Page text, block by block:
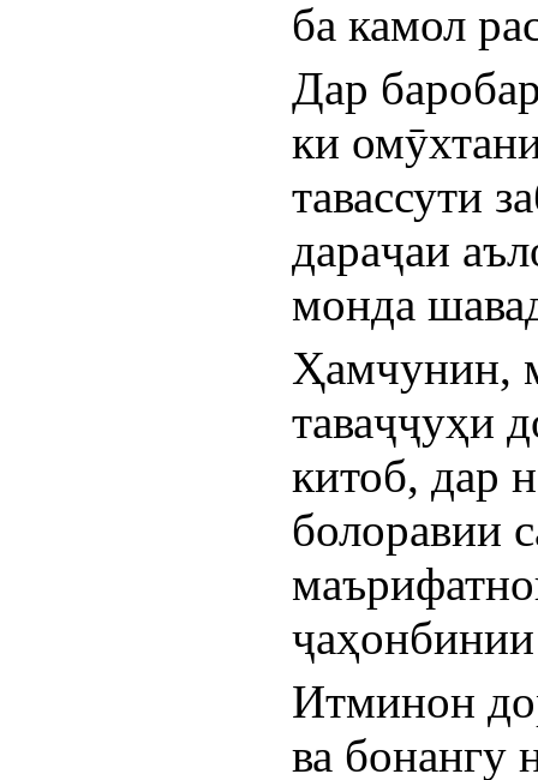
ба камол
Дар
ки
тавассути
дараҷаи
монда
Ҳамчунин,
таваҷҷуҳи
китоб, дар
болоравии
Итминон
ва бонангу